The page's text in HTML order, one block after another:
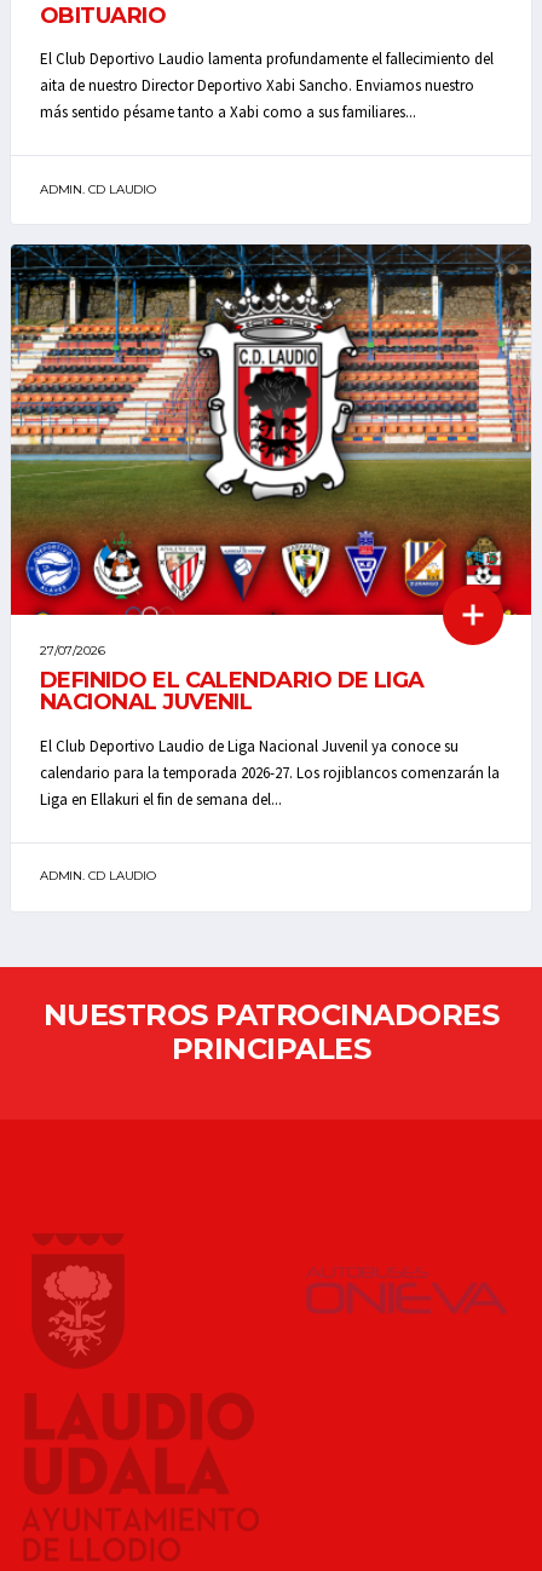
OBITUARIO
El Club Deportivo Laudio lamenta profundamente el fallecimiento del
aita de nuestro Director Deportivo Xabi Sancho. Enviamos nuestro
más sentido pésame tanto a Xabi como a sus familiares...
ADMIN. CD LAUDIO
27/07/2026
DEFINIDO EL CALENDARIO DE LIGA
NACIONAL JUVENIL
El Club Deportivo Laudio de Liga Nacional Juvenil ya conoce su
calendario para la temporada 2026-27. Los rojiblancos comenzarán la
Liga en Ellakuri el fin de semana del...
ADMIN. CD LAUDIO
NUESTROS PATROCINADORES
PRINCIPALES